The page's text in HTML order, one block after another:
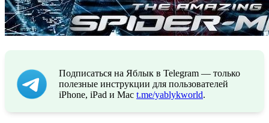
Подписаться на Яблык в Telegram — только
полезные инструкции для пользователей
iPhone, iPad и Mac t.me/yablykworld.